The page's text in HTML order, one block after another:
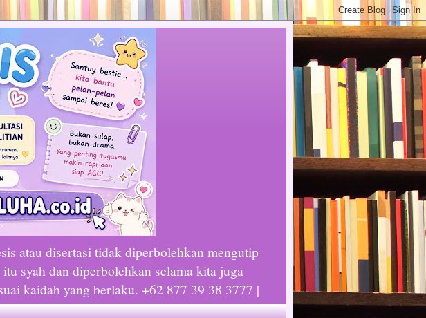
atau disertasi tidak diperbolehkan mengutip
syah dan diperbolehkan selama kita juga
kaidah yang berlaku. +62 877 39 38 3777 |